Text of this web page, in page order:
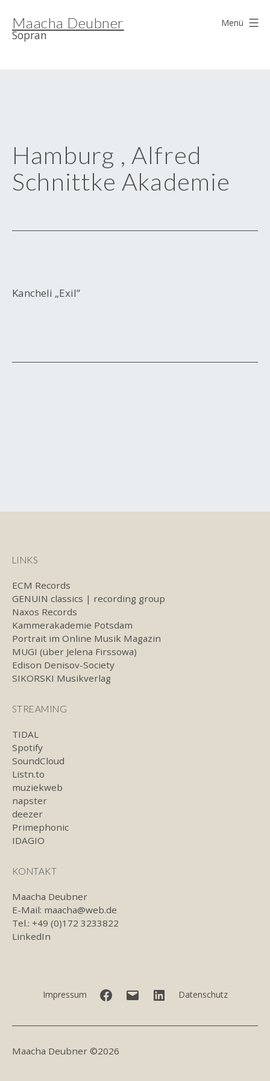
Inhalt
springen
Maacha Deubner
Sopran
Menü
Hamburg , Alfred
Schnittke Akademie
Kancheli „Exil“
LINKS
ECM Records
GENUIN classics | recording group
Naxos Records
Kammerakademie Potsdam
Portrait im Online Musik Magazin
MUGI (über Jelena Firssowa)
Edison Denisov-Society
SIKORSKI Musikverlag
STREAMING
TIDAL
Spotify
SoundCloud
Listn.to
muziekweb
napster
deezer
Primephonic
IDAGIO
KONTAKT
Maacha Deubner
E-Mail: maacha@web.de
Tel.: +49 (0)172 3233822
LinkedIn
Impressum Facebook LinkedIn
Datenschutz
Maacha Deubner ©2026